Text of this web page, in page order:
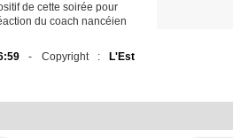
de cette soirée pour
du coach nancéien
- Copyright :
L'Est